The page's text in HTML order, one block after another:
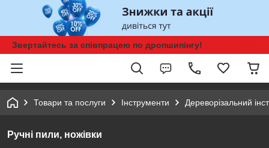
Звертайтесь за співпрацею по дропшипінгу!
Товари та послуги Інструменти Дереворізальний
Ручні пили, ножівки